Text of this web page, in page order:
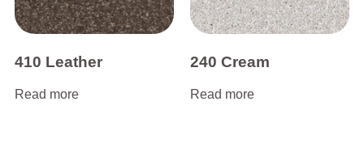
410 Leather
Read more
240 Cream
Read more